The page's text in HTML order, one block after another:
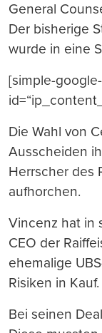
General
Der bisherige
wurde in eine
[simple-
Die Wahl von
Ausscheiden
Herrscher des
aufhorchen.
Vincenz hat in
CEO der
ehemalige
Risiken in Kauf.
Bei seinen